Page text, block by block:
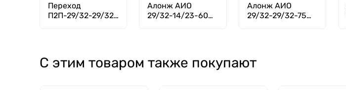
Переход
П2П-29/32-29/32-
Алонж АИО
29/32-14/23-60
Алонж АИО
29/32-29/32-75
С этим товаром также покупают